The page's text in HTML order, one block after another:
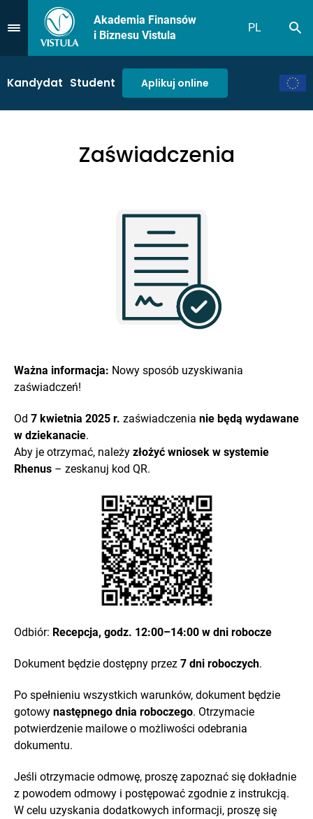
Przejdź do Menu
Akademia Finansów
i Biznesu Vistula
PL
Kandydat Student Aplikuj online
Zaświadczenia
Ważna informacja: Nowy sposób uzyskiwania
zaświadczeń!
Od 7 kwietnia 2025 r. zaświadczenia nie będą wydawane
w dziekanacie.
Aby je otrzymać, należy złożyć wniosek w systemie
Rhenus – zeskanuj kod QR.
Odbiór: Recepcja, godz. 12:00–14:00 w dni robocze
Dokument będzie dostępny przez 7 dni roboczych.
Po spełnieniu wszystkich warunków, dokument będzie
gotowy następnego dnia roboczego. Otrzymacie
potwierdzenie mailowe o możliwości odebrania
dokumentu.
Jeśli otrzymacie odmowę, proszę zapoznać się dokładnie
z powodem odmowy i postępować zgodnie z instrukcją.
W celu uzyskania dodatkowych informacji, proszę się